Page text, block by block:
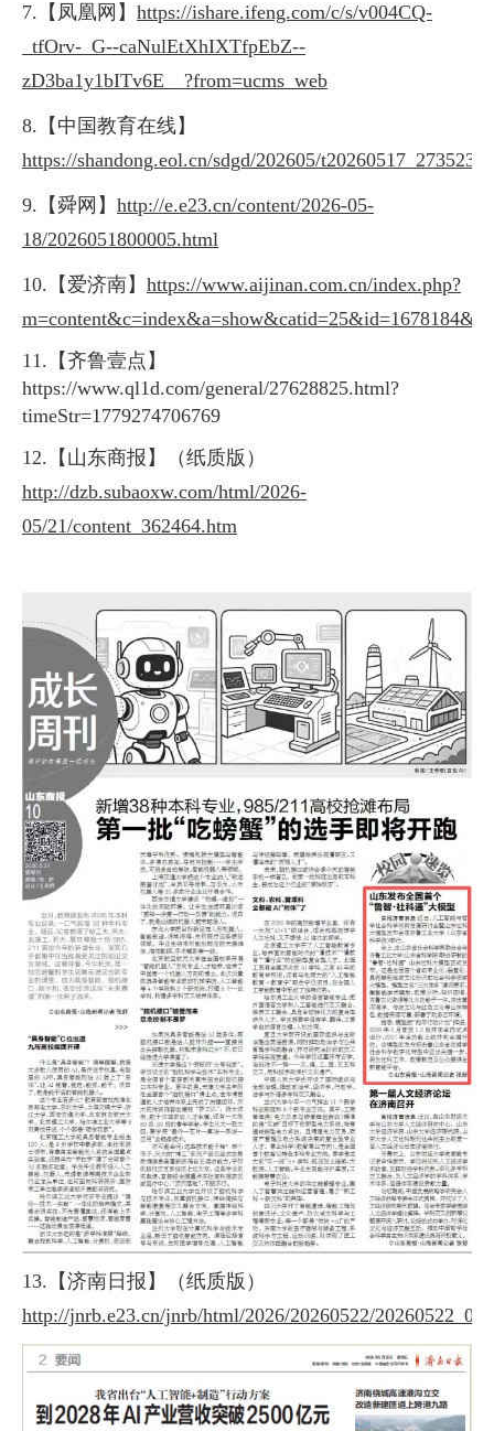
7.【凤凰网】 https://ishare.ifeng.com/c/s/v004CQ-
_tfOrv-_G--caNulEtXhIXTfpEbZ--
zD3ba1y1bITv6E__?from=ucms_web
8.【中国教育在线】
https://shandong.eol.cn/sdgd/202605/
9.【舜网】 http://e.e23.cn/content/2026-05-
18/2026051800005.html
10.【爱济南】 https://www.aijinan.com.cn/index.php?
11. 【齐鲁壹点】
https://www.ql1d.com/general/27628825.html?
timeStr=1779274706769
12.【山东商报】（纸质版）
http://dzb.subaoxw.com/html/2026-
05/21/content_362464.htm
13.【济南日报】（纸质版）
http://jnrb.e23.cn/jnrb/html/2026/20260522/